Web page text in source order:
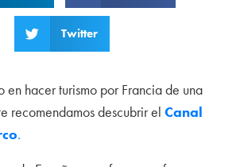
Twitter
en hacer turismo por Francia de una
recomendamos descubrir el Canal
.